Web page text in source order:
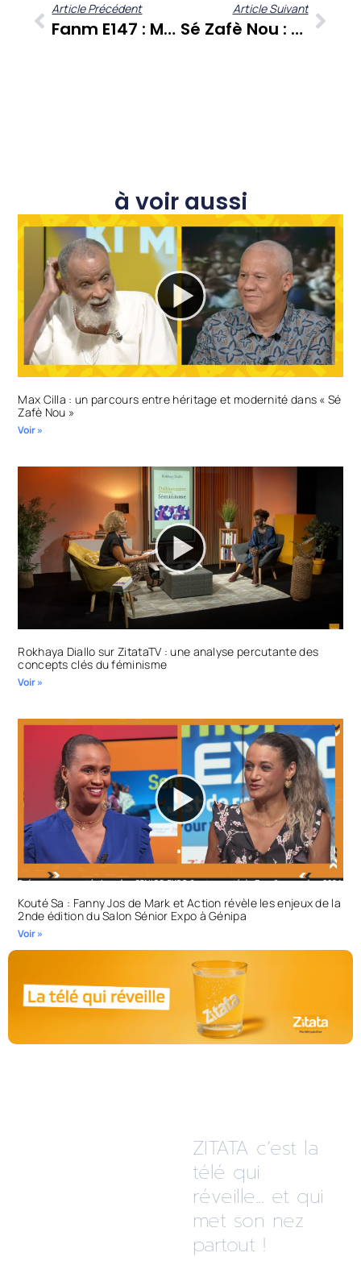
Article Précédent
Fanm E147 : Meryl Fabre Et Pascale Armede Explorent Travail, Bien-Être Et Patrimoine Caribéen
Article Suivant
Sé Zafè Nou : Pierre Yokessa, Le Pionnier Du Logement Social Et De L’accompagnement Des Jeunes En Martinique
à voir aussi
Max Cilla : un parcours entre héritage et modernité dans « Sé
Zafè Nou »
Voir »
Rokhaya Diallo sur ZitataTV : une analyse percutante des
concepts clés du féminisme
Voir »
Kouté Sa : Fanny Jos de Mark et Action révèle les enjeux de la
2nde édition du Salon Sénior Expo à Génipa
Voir »
ZITATA c’est la
télé qui
réveille... et qui
met son nez
partout !